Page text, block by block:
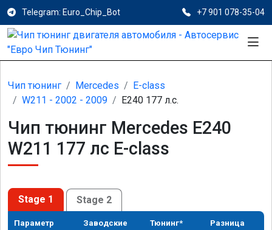
Telegram: Euro_Chip_Bot +7 901 078-35-04
Чип тюнинг Mercedes
E-class
W211 - 2002 - 2009
E240 177 л.с.
Чип тюнинг Mercedes E240
W211 177 лс E-class
Stage 1 Stage 2
Параметр Заводские Тюнинг* Разница